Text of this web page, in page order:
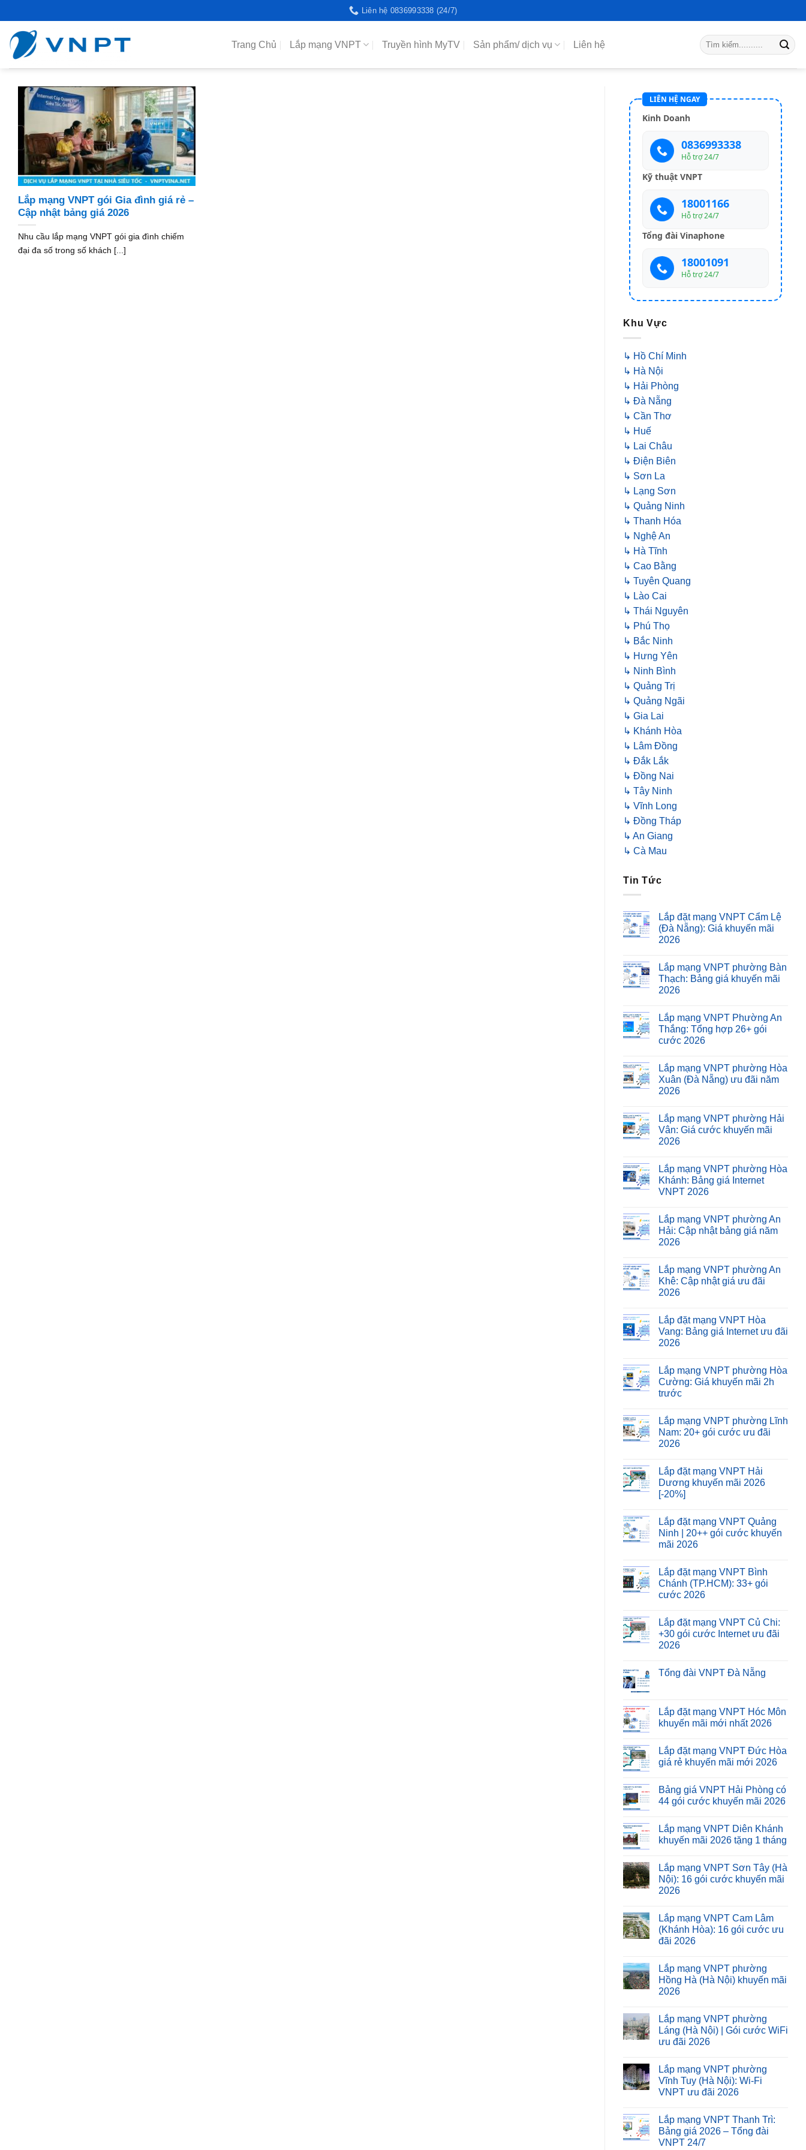
to
content
Liên hệ 0836993338 (24/7)
Trang Chủ Lắp mạng VNPT Truyền hình MyTV Sản phẩm/ dịch vụ Liên hệ
Lắp mạng VNPT gói Gia đình giá rẻ –
Cập nhật bảng giá 2026
Nhu cầu lắp mạng VNPT gói gia đình chiếm
đại đa số trong số khách [...]
LIÊN HỆ NGAY
Kinh Doanh
0836993338
Hỗ trợ 24/7
Kỹ thuật VNPT
18001166
Hỗ trợ 24/7
Tổng đài Vinaphone
18001091
Hỗ trợ 24/7
Khu Vực
↳ Hồ Chí Minh
↳ Hà Nội
↳ Hải Phòng
↳ Đà Nẵng
↳ Cần Thơ
↳ Huế
↳ Lai Châu
↳ Điện Biên
↳ Sơn La
↳ Lạng Sơn
↳ Quảng Ninh
↳ Thanh Hóa
↳ Nghệ An
↳ Hà Tĩnh
↳ Cao Bằng
↳ Tuyên Quang
↳ Lào Cai
↳ Thái Nguyên
↳ Phú Thọ
↳ Bắc Ninh
↳ Hưng Yên
↳ Ninh Bình
↳ Quảng Trị
↳ Quảng Ngãi
↳ Gia Lai
↳ Khánh Hòa
↳ Lâm Đồng
↳ Đắk Lắk
↳ Đồng Nai
↳ Tây Ninh
↳ Vĩnh Long
↳ Đồng Tháp
↳ An Giang
↳ Cà Mau
Tin Tức
Lắp đặt mạng VNPT Cẩm Lệ
(Đà Nẵng): Giá khuyến mãi
2026
Lắp mạng VNPT phường Bàn
Thạch: Bảng giá khuyến mãi
2026
Lắp mạng VNPT Phường An
Thắng: Tổng hợp 26+ gói
cước 2026
Lắp mạng VNPT phường Hòa
Xuân (Đà Nẵng) ưu đãi năm
2026
Lắp mạng VNPT phường Hải
Vân: Giá cước khuyến mãi
2026
Lắp mạng VNPT phường Hòa
Khánh: Bảng giá Internet
VNPT 2026
Lắp mạng VNPT phường An
Hải: Cập nhật bảng giá năm
2026
Lắp mạng VNPT phường An
Khê: Cập nhật giá ưu đãi
2026
Lắp đặt mạng VNPT Hòa
Vang: Bảng giá Internet ưu đãi
2026
Lắp mạng VNPT phường Hòa
Cường: Giá khuyến mãi 2h
trước
Lắp mạng VNPT phường Lĩnh
Nam: 20+ gói cước ưu đãi
2026
Lắp đặt mạng VNPT Hải
Dương khuyến mãi 2026
[-20%]
Lắp đặt mạng VNPT Quảng
Ninh | 20++ gói cước khuyến
mãi 2026
Lắp đặt mạng VNPT Bình
Chánh (TP.HCM): 33+ gói
cước 2026
Lắp đặt mạng VNPT Củ Chi:
+30 gói cước Internet ưu đãi
2026
Tổng đài VNPT Đà Nẵng
Lắp đặt mạng VNPT Hóc Môn
khuyến mãi mới nhất 2026
Lắp đặt mạng VNPT Đức Hòa
giá rẻ khuyến mãi mới 2026
Bảng giá VNPT Hải Phòng có
44 gói cước khuyến mãi 2026
Lắp mạng VNPT Diên Khánh
khuyến mãi 2026 tặng 1 tháng
Lắp mạng VNPT Sơn Tây (Hà
Nội): 16 gói cước khuyến mãi
2026
Lắp mạng VNPT Cam Lâm
(Khánh Hòa): 16 gói cước ưu
đãi 2026
Lắp mạng VNPT phường
Hồng Hà (Hà Nội) khuyến mãi
2026
Lắp mạng VNPT phường
Láng (Hà Nội) | Gói cước WiFi
ưu đãi 2026
Lắp mạng VNPT phường
Vĩnh Tuy (Hà Nội): Wi-Fi
VNPT ưu đãi 2026
Lắp mạng VNPT Thanh Trì:
Bảng giá 2026 – Tổng đài
VNPT 24/7